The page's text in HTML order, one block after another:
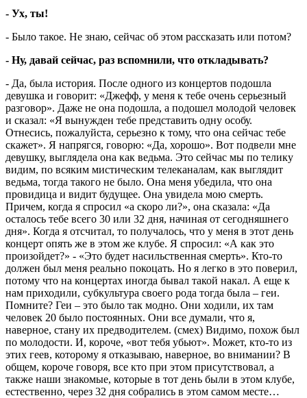
- Ух, ты!
- Было такое. Не знаю, сейчас об этом рассказать или потом?
- Ну, давай сейчас, раз вспомнили, что откладывать?
- Да, была история. После одного из концертов подошла
девушка и говорит: «Джефф, у меня к тебе очень серьезный
разговор». Даже не она подошла, а подошел молодой человек
и сказал: «Я вынужден тебе представить одну особу.
Отнесись, пожалуйста, серьезно к тому, что она сейчас тебе
скажет». Я напрягся, говорю: «Да, хорошо». Вот подвели мне
девушку, выглядела она как ведьма. Это сейчас мы по телику
видим, по всяким мистическим телеканалам, как выглядит
ведьма, тогда такого не было. Она меня убедила, что она
провидица и видит будущее. Она увидела мою смерть.
Причем, когда я спросил «а скоро ли?», она сказала: «Да
осталось тебе всего 30 или 32 дня, начиная от сегодняшнего
дня». Когда я отсчитал, то получалось, что у меня в этот день
концерт опять же в этом же клубе. Я спросил: «А как это
произойдет?» - «Это будет насильственная смерть». Кто-то
должен был меня реально покоцать. Но я легко в это поверил,
потому что на концертах иногда бывал такой накал. А еще к
нам приходили, субкультура своего рода тогда была – геи.
Помните? Геи – это было так модно. Они ходили, их там
человек 20 было постоянных. Они все думали, что я,
наверное, стану их предводителем. (смех) Видимо, похож был
по молодости. И, короче, «вот тебя убьют». Может, кто-то из
этих геев, которому я отказываю, наверное, во внимании? В
общем, короче говоря, все кто при этом присутствовал, а
также наши знакомые, которые в тот день были в этом клубе,
естественно, через 32 дня собрались в этом самом месте…